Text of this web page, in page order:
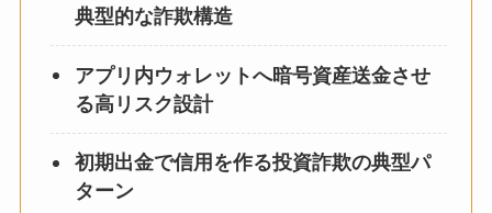
典型的な詐欺構造
アプリ内ウォレットへ暗号資産送金させ
る高リスク設計
初期出金で信用を作る投資詐欺の典型パ
ターン